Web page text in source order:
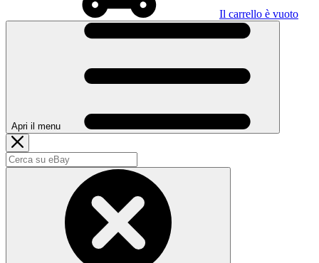
Il carrello è vuoto
Apri il menu